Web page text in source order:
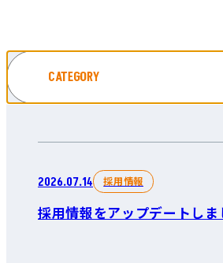
2026.07.14 採用情報
採用情報をアップデートしま